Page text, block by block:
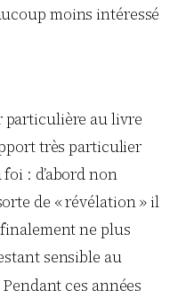
moins intéressé
particulière au livre
très particulier
: d’abord non
de « révélation » il
ne plus
sensible au
Pendant ces années